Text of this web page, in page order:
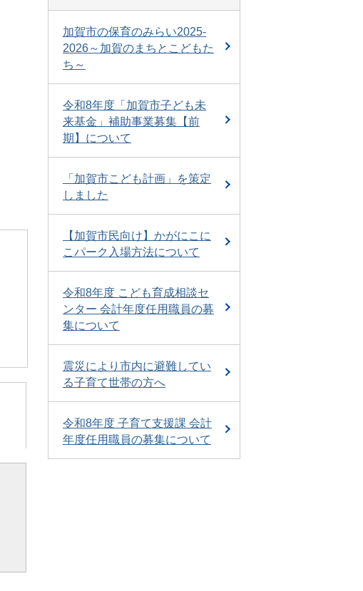
加賀市の保育のみらい2025-
2026～加賀のまちとこどもた
ち～
令和8年度「加賀市子ども未
来基金」補助事業募集【前
期】について
「加賀市こども計画」を策定
しました
【加賀市民向け】かがにこに
こパーク入場方法について
令和8年度 こども育成相談セ
ンター 会計年度任用職員の募
集について
震災により市内に避難してい
る子育て世帯の方へ
令和8年度 子育て支援課 会計
年度任用職員の募集について